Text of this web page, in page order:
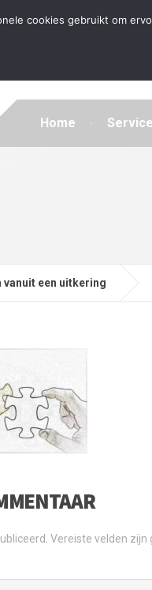
ik beperkt nieuwe zaken
Home
vanuit een uitkering
Vereiste velden
cookies gebruikt om